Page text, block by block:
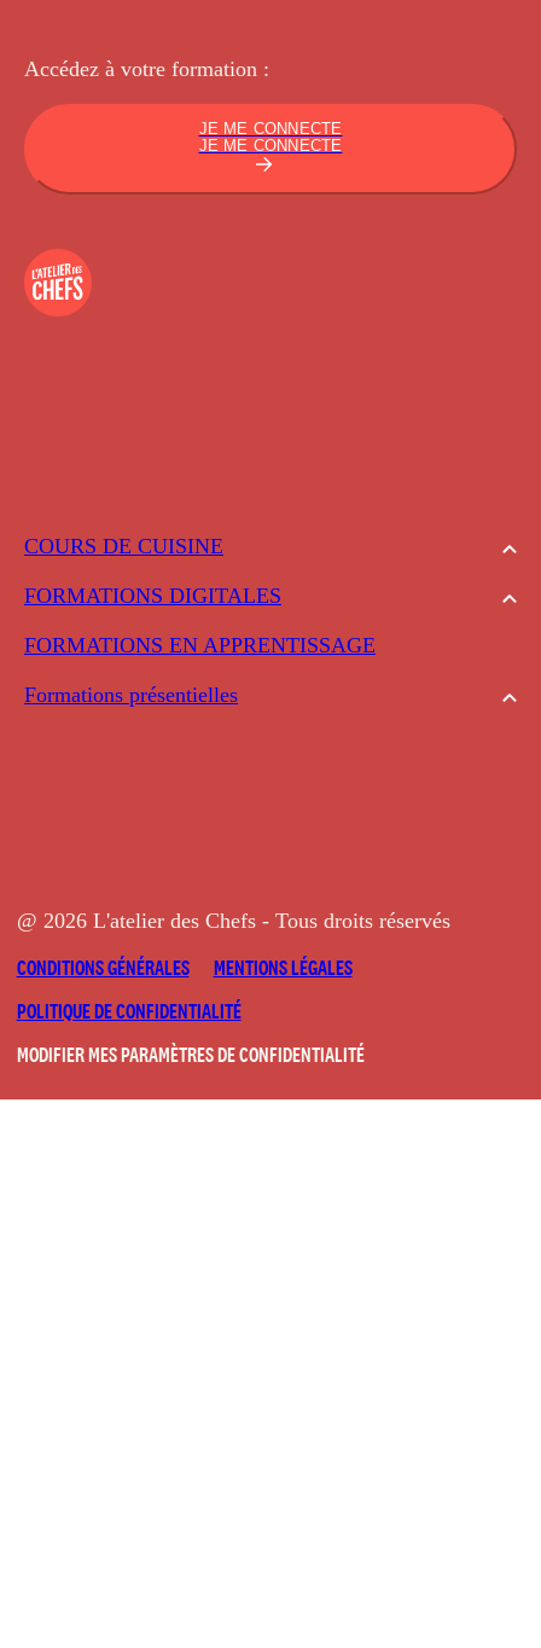
COURS DE CUISINE
FORMATIONS DIGITALES
FORMATIONS EN APPRENTISSAGE
Formations présentielles
Accédez à votre formation :
JE ME CONNECTE
JE ME CONNECTE
@ 2026 L'atelier des Chefs - Tous droits réservés
CONDITIONS GÉNÉRALES
MENTIONS LÉGALES
POLITIQUE DE CONFIDENTIALITÉ
MODIFIER MES PARAMÈTRES DE CONFIDENTIALITÉ